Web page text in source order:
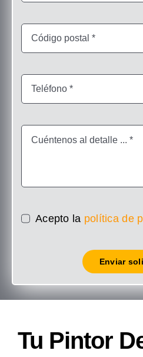
Acepto la política de
Enviar
Tu Pintor